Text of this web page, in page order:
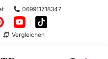
069911718347
Vergleichen